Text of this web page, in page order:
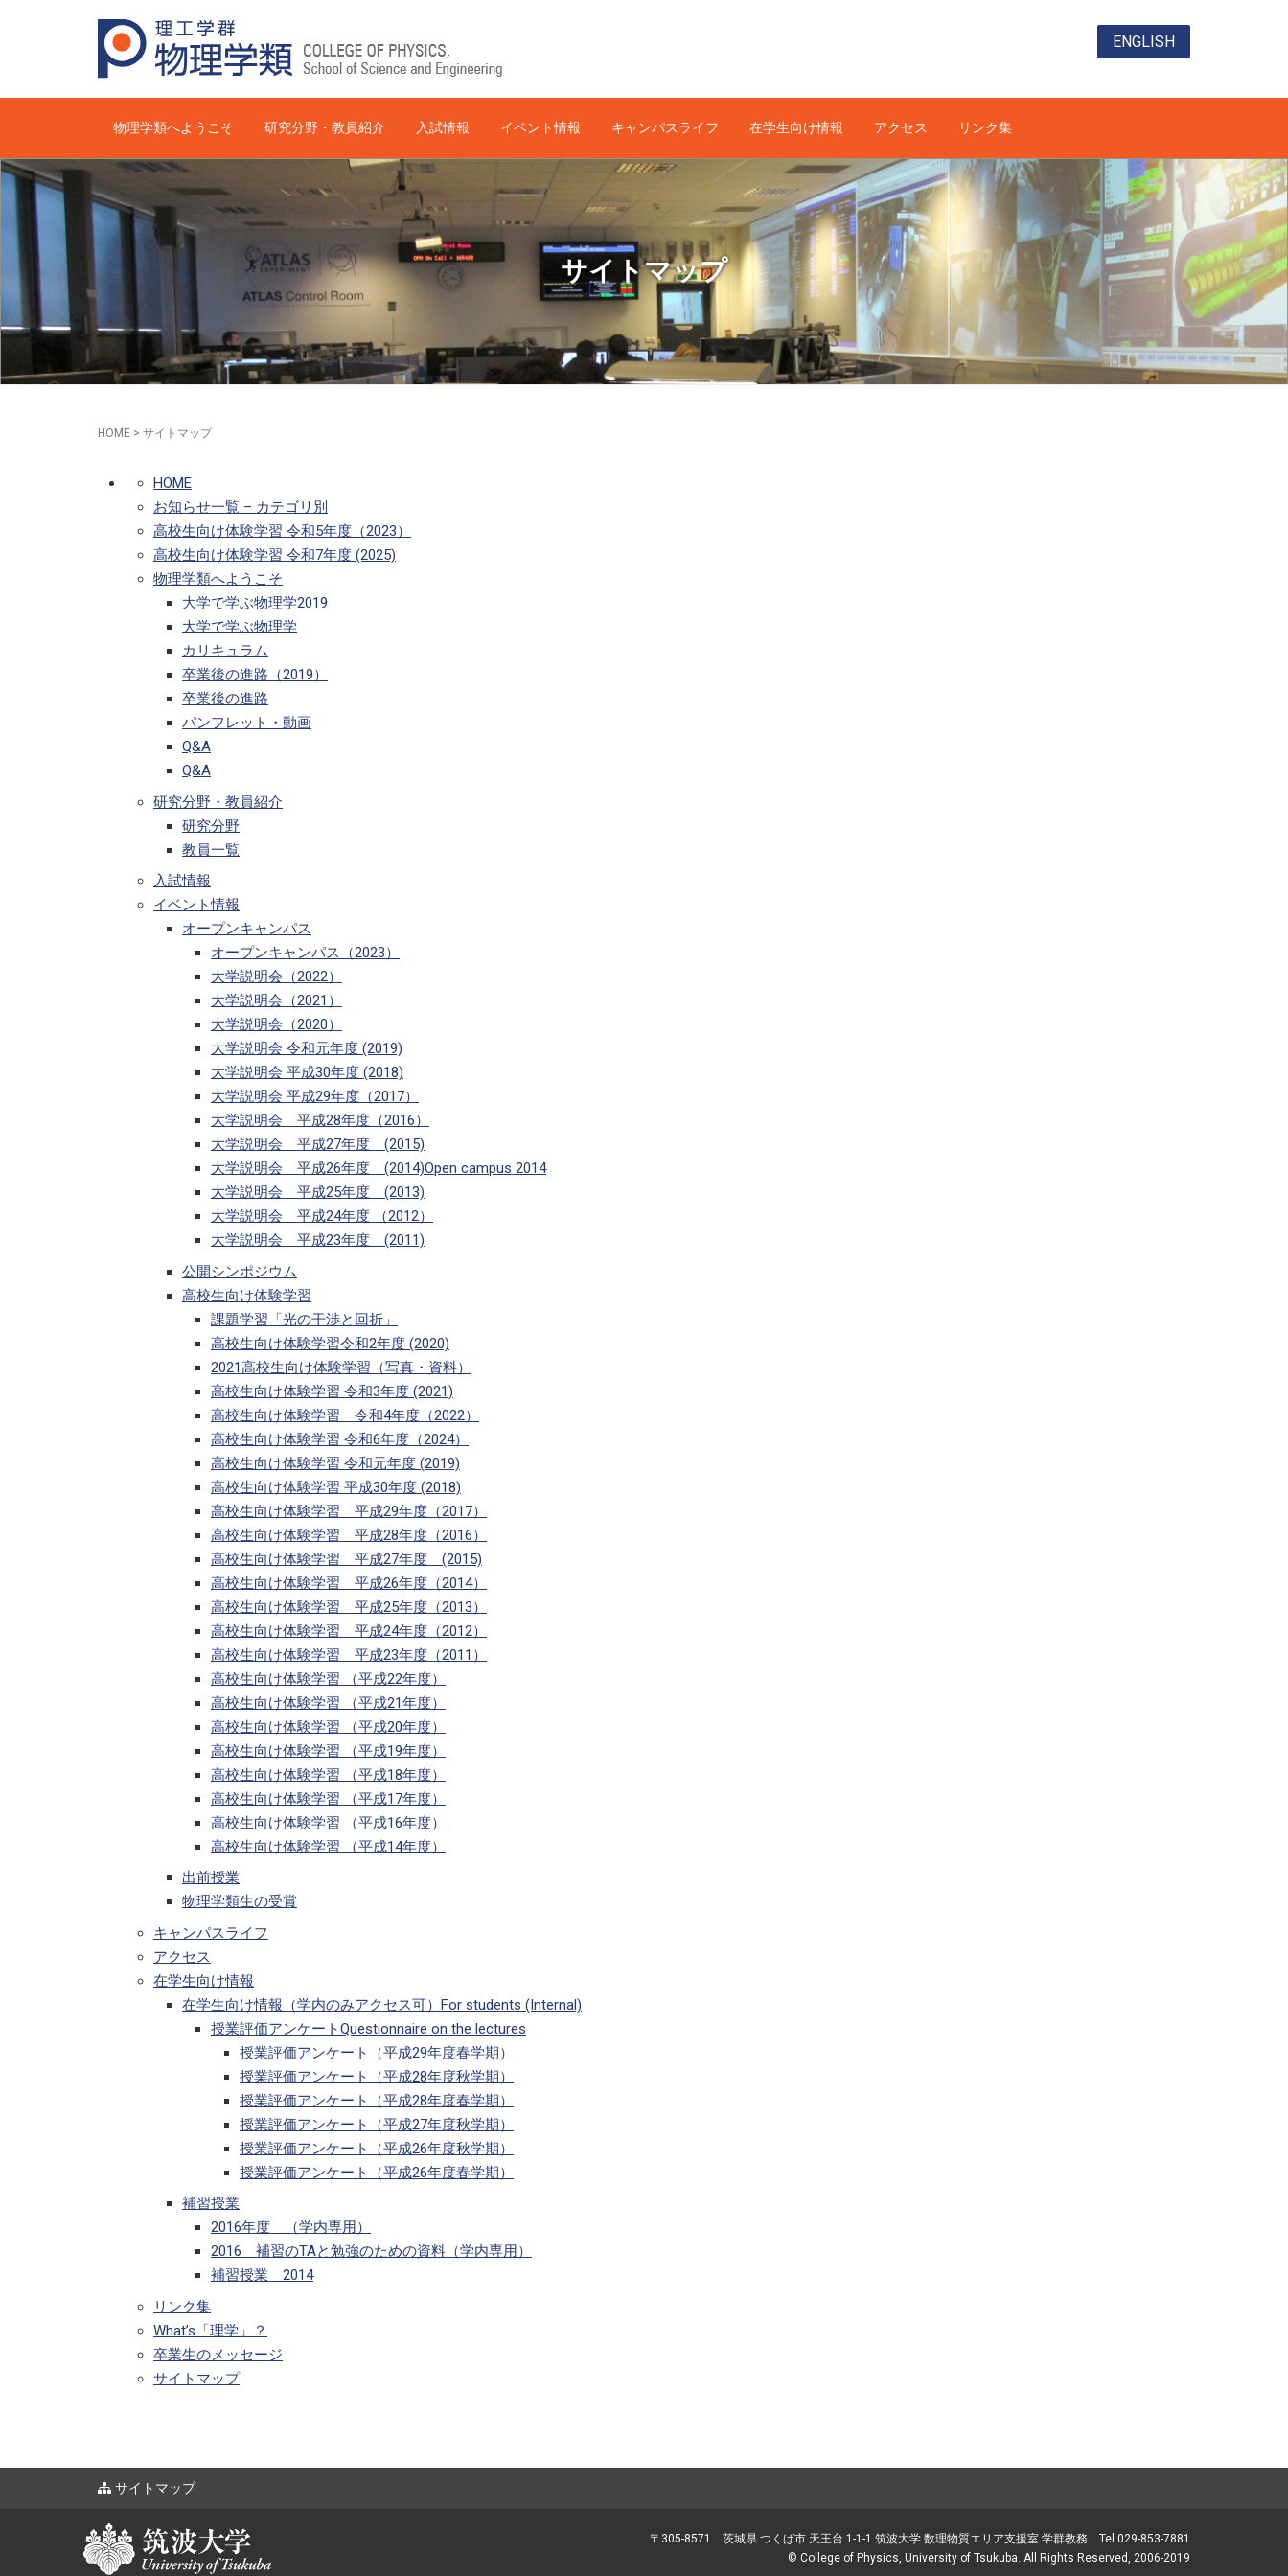
ENGLISH
物理学類へようこそ 研究分野・教員紹介 入試情報 イベント情報 キャンパスライフ 在学生向け情報 アクセス リンク集
サイトマップ
HOME > サイトマップ
HOME
お知らせ一覧 – カテゴリ別
高校生向け体験学習 令和5年度（2023）
高校生向け体験学習 令和7年度 (2025)
物理学類へようこそ
大学で学ぶ物理学2019
大学で学ぶ物理学
カリキュラム
卒業後の進路（2019）
卒業後の進路
パンフレット・動画
Q&A
Q&A
研究分野・教員紹介
研究分野
教員一覧
入試情報
イベント情報
オープンキャンパス
オープンキャンパス（2023）
大学説明会（2022）
大学説明会（2021）
大学説明会（2020）
大学説明会 令和元年度 (2019)
大学説明会 平成30年度 (2018)
大学説明会 平成29年度（2017）
大学説明会 平成28年度（2016）
大学説明会 平成27年度 (2015)
大学説明会 平成26年度 (2014)Open campus 2014
大学説明会 平成25年度 (2013)
大学説明会 平成24年度 （2012）
大学説明会 平成23年度 (2011)
公開シンポジウム
高校生向け体験学習
課題学習「光の干渉と回折」
高校生向け体験学習令和2年度 (2020)
2021高校生向け体験学習（写真・資料）
高校生向け体験学習 令和3年度 (2021)
高校生向け体験学習 令和4年度（2022）
高校生向け体験学習 令和6年度（2024）
高校生向け体験学習 令和元年度 (2019)
高校生向け体験学習 平成30年度 (2018)
高校生向け体験学習 平成29年度（2017）
高校生向け体験学習 平成28年度（2016）
高校生向け体験学習 平成27年度 (2015)
高校生向け体験学習 平成26年度（2014）
高校生向け体験学習 平成25年度（2013）
高校生向け体験学習 平成24年度（2012）
高校生向け体験学習 平成23年度（2011）
高校生向け体験学習 （平成22年度）
高校生向け体験学習 （平成21年度）
高校生向け体験学習 （平成20年度）
高校生向け体験学習 （平成19年度）
高校生向け体験学習 （平成18年度）
高校生向け体験学習 （平成17年度）
高校生向け体験学習 （平成16年度）
高校生向け体験学習 （平成14年度）
出前授業
物理学類生の受賞
キャンパスライフ
アクセス
在学生向け情報
在学生向け情報（学内のみアクセス可）For students (Internal)
授業評価アンケートQuestionnaire on the lectures
授業評価アンケート（平成29年度春学期）
授業評価アンケート（平成28年度秋学期）
授業評価アンケート（平成28年度春学期）
授業評価アンケート（平成27年度秋学期）
授業評価アンケート（平成26年度秋学期）
授業評価アンケート（平成26年度春学期）
補習授業
2016年度 （学内専用）
2016 補習のTAと勉強のための資料（学内専用）
補習授業 2014
リンク集
What’s「理学」？
卒業生のメッセージ
サイトマップ
サイトマップ
〒305-8571 茨城県 つくば市 天王台 1-1-1 筑波大学 数理物質エリア支援室 学群教務 Tel 029-853-7881
© College of Physics, University of Tsukuba. All Rights Reserved, 2006-2019